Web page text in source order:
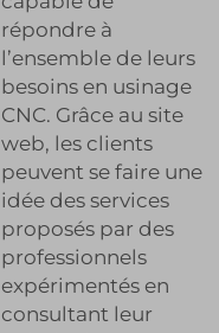
répondre à
l’ensemble de leurs
besoins en usinage
CNC. Grâce au site
web, les clients
peuvent se faire une
idée des services
proposés par des
professionnels
expérimentés en
consultant leur